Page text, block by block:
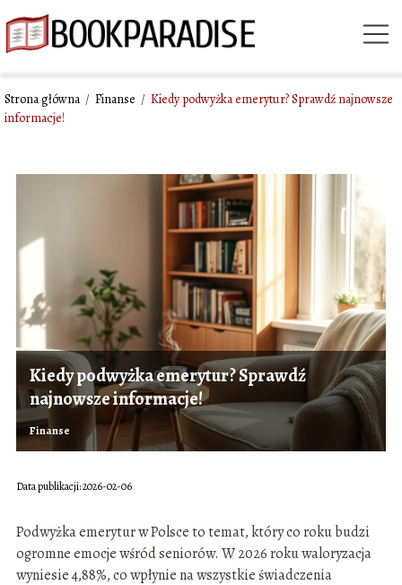
Strona główna / Finanse / Kiedy podwyżka emerytur? Sprawdź najnowsze
informacje!
Kiedy podwyżka emerytur? Sprawdź
najnowsze informacje!
Finanse
Data publikacji: 2026-02-06
Podwyżka emerytur w Polsce to temat, który co roku budzi
ogromne emocje wśród seniorów. W 2026 roku waloryzacja
wyniesie 4,88%, co wpłynie na wszystkie świadczenia